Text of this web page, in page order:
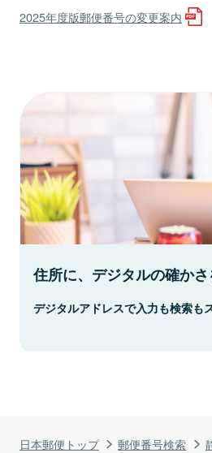
日本郵便トップ 郵便番号検索
2025年度版郵便番号の変更案内
住所に、デジタルの確かさ
デジタルアドレスで入力も検索も